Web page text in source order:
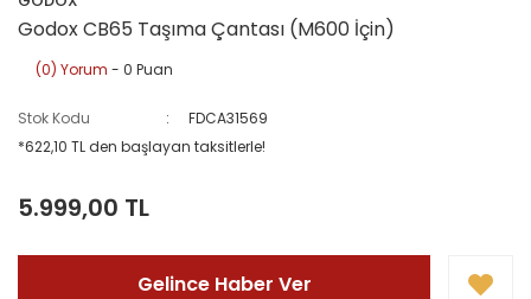
Godox CB65 Taşıma Çantası (M600 İçin)
(0) Yorum - 0 Puan
Stok Kodu
FDCA31569
*622,10 TL den başlayan taksitlerle!
5.999,00 TL
Gelince Haber Ver